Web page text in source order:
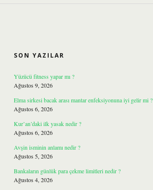
SON YAZILAR
Yüzücü fitness yapar mı ?
Ağustos 9, 2026
Elma sirkesi bacak arası mantar enfeksiyonuna iyi gelir mi ?
Ağustos 6, 2026
Kur’an’daki ilk yasak nedir ?
Ağustos 6, 2026
Avşin isminin anlamı nedir ?
Ağustos 5, 2026
Bankaların günlük para çekme limitleri nedir ?
Ağustos 4, 2026